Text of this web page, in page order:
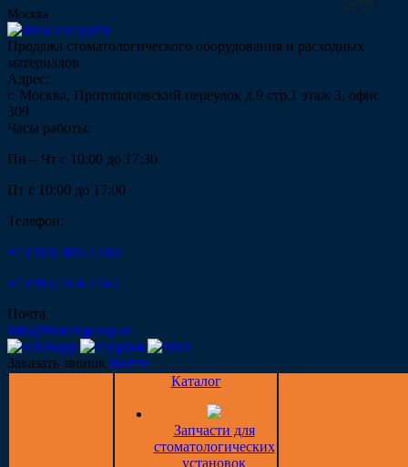
Москва
Продажа стоматологического оборудования и расходных
материалов
Адрес:
г. Москва, Протопоповский переулок д.9 стр.1 этаж 3, офис
309
Часы работы:
Пн – Чт с 10:00 до 17:30
Пт с 10:00 до 17:00
Телефон:
+7 (910) 482-22-82
+7 (985) 764-74-61
Почта
info@fintechgroup.ru
Заказать звонок Войти
Каталог
Запчасти для
стоматологических
установок